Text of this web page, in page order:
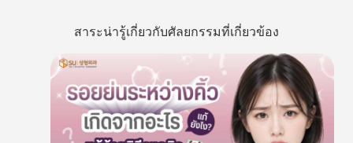
สาระน่ารู้เกี่ยวกับศัลยกรรมที่เกี่ยวข้อง